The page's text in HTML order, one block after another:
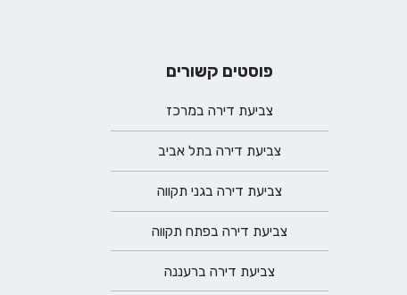
פוסטים קשורים
צביעת דירה במרכז
צביעת דירה בתל אביב
צביעת דירה בגני תקווה
צביעת דירה בפתח תקווה
צביעת דירה ברעננה